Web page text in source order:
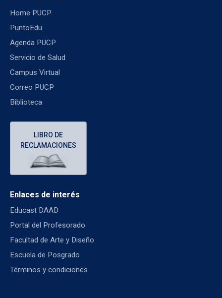
Home PUCP
PuntoEdu
Agenda PUCP
Servicio de Salud
Campus Virtual
Correo PUCP
Biblioteca
LIBRO DE
RECLAMACIONES
Enlaces de interés
Educast DAAD
Portal del Profesorado
Facultad de Arte y Diseño
Escuela de Posgrado
Términos y condiciones